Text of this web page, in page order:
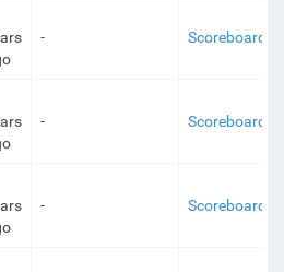
- Scoreboard
- Scoreboard
- Scoreboard